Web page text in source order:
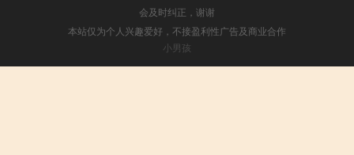
会及时纠正，谢谢
本站仅为个人兴趣爱好，不接盈利性广告及商业合作
小男孩